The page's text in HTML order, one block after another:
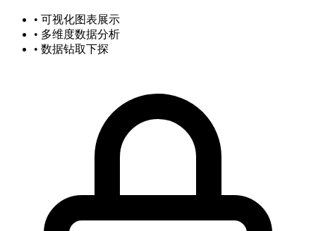
• 可视化图表展示
• 多维度数据分析
• 数据钻取下探